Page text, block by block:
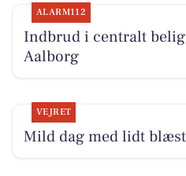
ALARM112
Indbrud i centralt
Aalborg
VEJRET
Mild dag med lidt